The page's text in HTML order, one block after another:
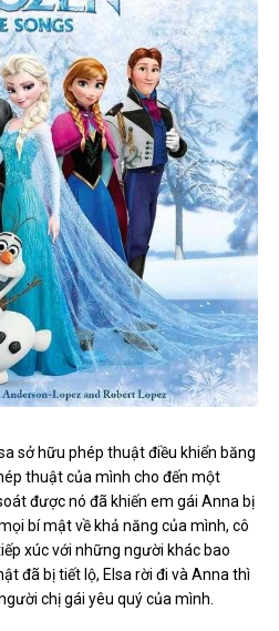
sở hữu phép thuật điều khiển băng
thuật của mình cho đến một
được nó đã khiến em gái Anna bị
bí mật về khả năng của mình, cô
xúc với những người khác bao
đã bị tiết lộ, Elsa rời đi và Anna thì
chị gái yêu quý của mình.